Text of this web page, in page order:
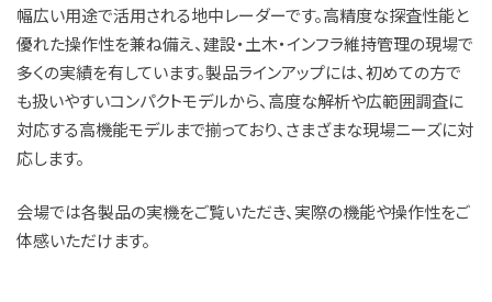
幅広い用途で活用される地中レーダーです。高精度な探査性能と
優れた操作性を兼ね備え、建設・土木・インフラ維持管理の現場で
多くの実績を有しています。製品ラインアップには、初めての方で
も扱いやすいコンパクトモデルから、高度な解析や広範囲調査に
対応する高機能モデルまで揃っており、さまざまな現場ニーズに対
応します。
会場では各製品の実機をご覧いただき、実際の機能や操作性をご
体感いただけます。